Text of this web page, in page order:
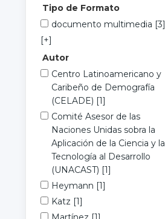
Tipo de Formato
documento multimedia [3]
[+]
Autor
Centro Latinoamericano y
Caribeño de Demografía
(CELADE) [1]
Comité Asesor de las
Naciones Unidas sobra la
Aplicación de la Ciencia y la
Tecnología al Desarrollo
(UNACAST) [1]
Heymann [1]
Katz [1]